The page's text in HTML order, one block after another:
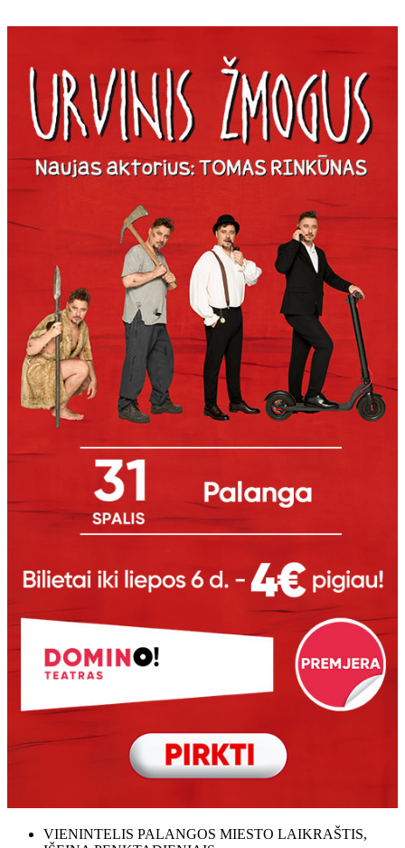
VIENINTELIS PALANGOS MIESTO LAIKRAŠTIS,